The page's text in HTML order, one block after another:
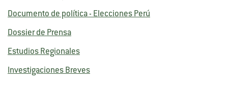
Documento de política - Elecciones Perú
Dossier de Prensa
Estudios Regionales
Investigaciones Breves